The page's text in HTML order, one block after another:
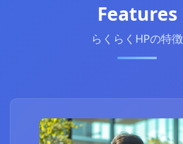
Features
らくらくHPの特徴